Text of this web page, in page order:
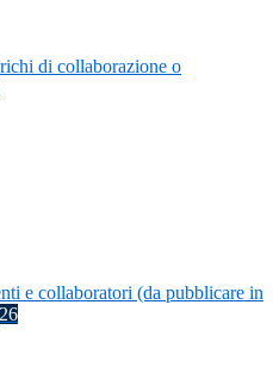
di collaborazione o
e collaboratori (da pubblicare in
26